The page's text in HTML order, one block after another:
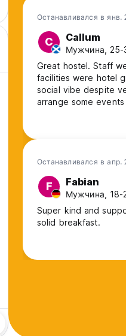
Останавливался в янв.
C Callum
Мужчина, 25-
Great hostel. Staff
facilities were hotel
social vibe despite
arrange some
10/10 would
Останавливался в апр.
F Fabian
Мужчина, 18-
Super kind and
solid breakfast.